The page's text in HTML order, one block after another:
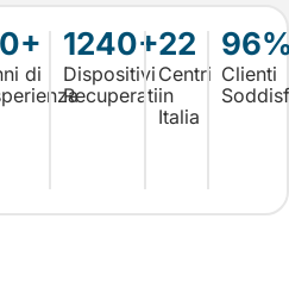
di
1240+
Dispositivi
Recuperati
22
Centri
in
Italia
Clienti